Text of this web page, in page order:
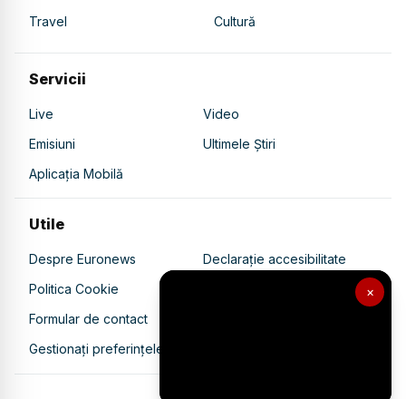
×
Travel
Cultură
Servicii
Live
Video
Emisiuni
Ultimele Știri
Aplicația Mobilă
Utile
Despre Euronews
Declarație accesibilitate
Politica Cookie
Politica de confidențialitate
Formular de contact
Gestionați preferințele